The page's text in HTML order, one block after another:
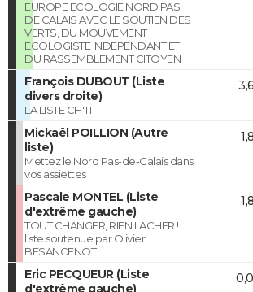
EUROPE ECOLOGIE NORD PAS
DE CALAIS AVEC LE SOUTIEN DES
VERTS, DU MOUVEMENT
ECOLOGISTE INDEPENDANT ET
DU RASSEMBLEMENT CITOYEN
François DUBOUT (Liste
divers droite)
LA LISTE CH'TI
Mickaël POILLION (Autre
liste)
Mettez le Nord Pas-de-Calais dans
vos assiettes
Pascale MONTEL (Liste
d'extrême gauche)
TOUT CHANGER, RIEN LACHER !
liste soutenue par Olivier
BESANCENOT
Eric PECQUEUR (Liste
d'extrême gauche)